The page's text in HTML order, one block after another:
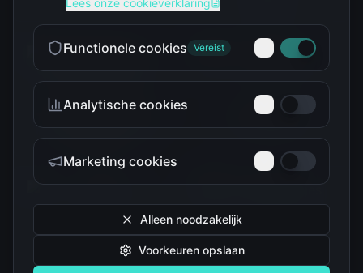
The Simpsons
Troetelbeertjes
Lees onze cookieverklaring
Functionele cookies Vereist
Analytische cookies
Marketing cookies
Alleen noodzakelijk
Voorkeuren opslaan